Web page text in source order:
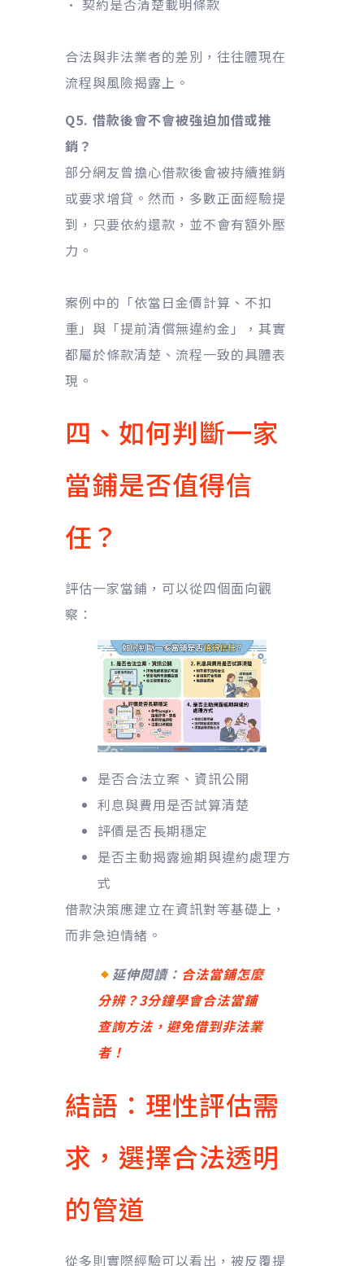
• 契約是否清楚載明條款
合法與非法業者的差別，往往體現在
流程與風險揭露上。
Q5. 借款後會不會被強迫加借或推
銷？
部分網友曾擔心借款後會被持續推銷
或要求增貸。然而，多數正面經驗提
到，只要依約還款，並不會有額外壓
力。
案例中的「依當日金價計算、不扣
重」與「提前清償無違約金」，其實
都屬於條款清楚、流程一致的具體表
現。
四、如何判斷一家
當鋪是否值得信
任？
評估一家當鋪，可以從四個面向觀
察：
是否合法立案、資訊公開
利息與費用是否試算清楚
評價是否長期穩定
是否主動揭露逾期與違約處理方
式
借款決策應建立在資訊對等基礎上，
而非急迫情緒。
延伸閱讀： 合法當鋪怎麼
分辨？3分鐘學會合法當鋪
查詢方法，避免借到非法業
者！
結語：理性評估需
求，選擇合法透明
的管道
從多則實際經驗可以看出，被反覆提